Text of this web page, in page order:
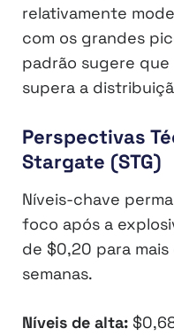
relativamente
com os grandes
padrão sugere
supera a
Perspectivas
Stargate (STG)
Níveis-chave
foco após a
de $0,20 para
semanas.
Níveis de alta: